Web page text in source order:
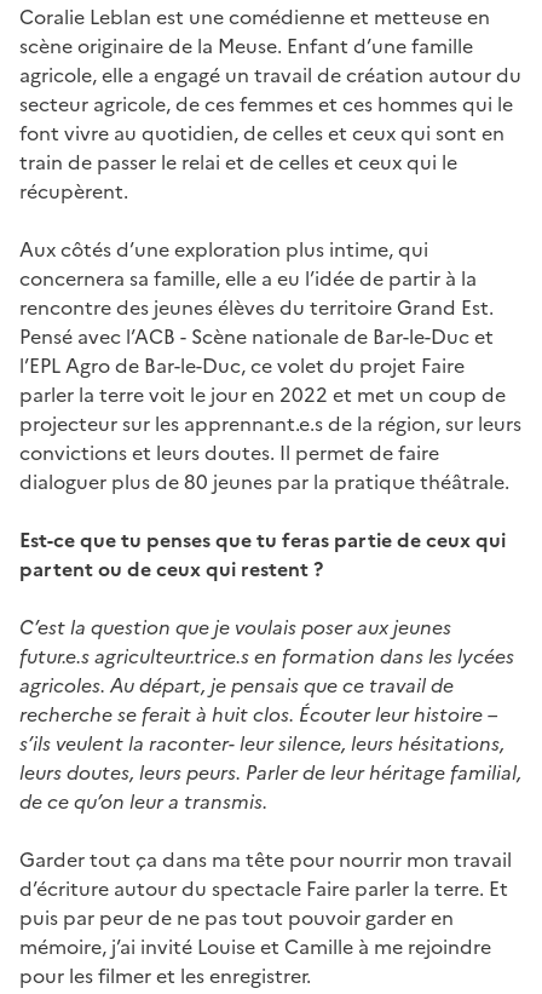
Coralie Leblan est une comédienne et metteuse en
scène originaire de la Meuse. Enfant d’une famille
agricole, elle a engagé un travail de création autour du
secteur agricole, de ces femmes et ces hommes qui le
font vivre au quotidien, de celles et ceux qui sont en
train de passer le relai et de celles et ceux qui le
récupèrent.
Aux côtés d’une exploration plus intime, qui
concernera sa famille, elle a eu l’idée de partir à la
rencontre des jeunes élèves du territoire Grand Est.
Pensé avec l’ACB - Scène nationale de Bar-le-Duc et
l’EPL Agro de Bar-le-Duc, ce volet du projet Faire
parler la terre voit le jour en 2022 et met un coup de
projecteur sur les apprennant.e.s de la région, sur leurs
convictions et leurs doutes. Il permet de faire
dialoguer plus de 80 jeunes par la pratique théâtrale.
Est-ce que tu penses que tu feras partie de ceux qui
partent ou de ceux qui restent ?
C’est la question que je voulais poser aux jeunes
futur.e.s agriculteur.trice.s en formation dans les lycées
agricoles. Au départ, je pensais que ce travail de
recherche se ferait à huit clos. Écouter leur histoire –
s’ils veulent la raconter- leur silence, leurs hésitations,
leurs doutes, leurs peurs. Parler de leur héritage familial,
de ce qu’on leur a transmis.
Garder tout ça dans ma tête pour nourrir mon travail
d’écriture autour du spectacle Faire parler la terre. Et
puis par peur de ne pas tout pouvoir garder en
mémoire, j’ai invité Louise et Camille à me rejoindre
pour les filmer et les enregistrer.